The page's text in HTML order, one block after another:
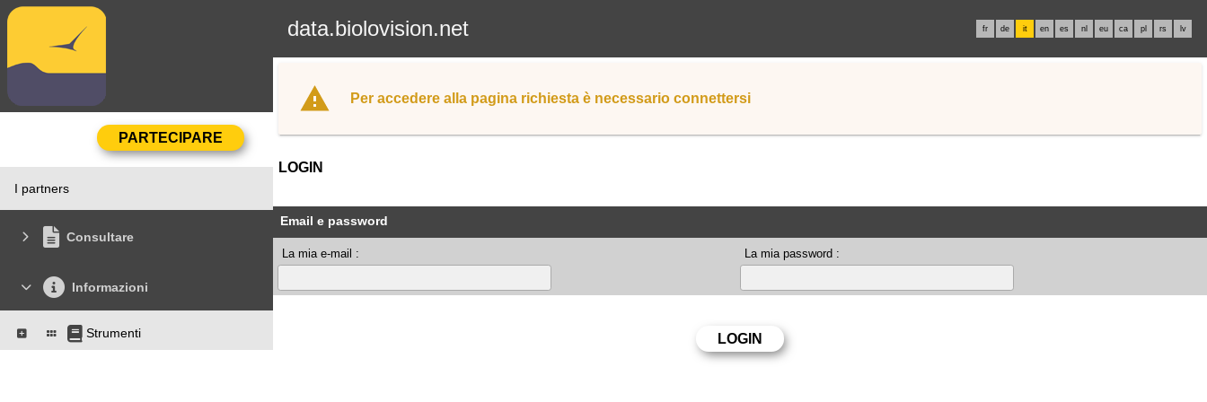
data.biolovision.net fr de it en es nl eu ca pl rs lv
I partners
Consultare
Informazioni
Strumenti
Per accedere alla pagina richiesta è necessario connettersi
LOGIN
Email e password
La mia e-mail : La mia password :